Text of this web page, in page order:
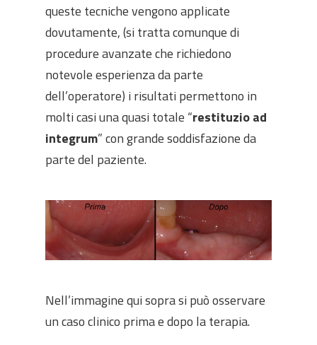
queste tecniche vengono applicate
dovutamente, (si tratta comunque di
procedure avanzate che richiedono
notevole esperienza da parte
dell’operatore) i risultati permettono in
molti casi una quasi totale “restituzio ad
integrum” con grande soddisfazione da
parte del paziente.
Nell’immagine qui sopra si può osservare
un caso clinico prima e dopo la terapia.